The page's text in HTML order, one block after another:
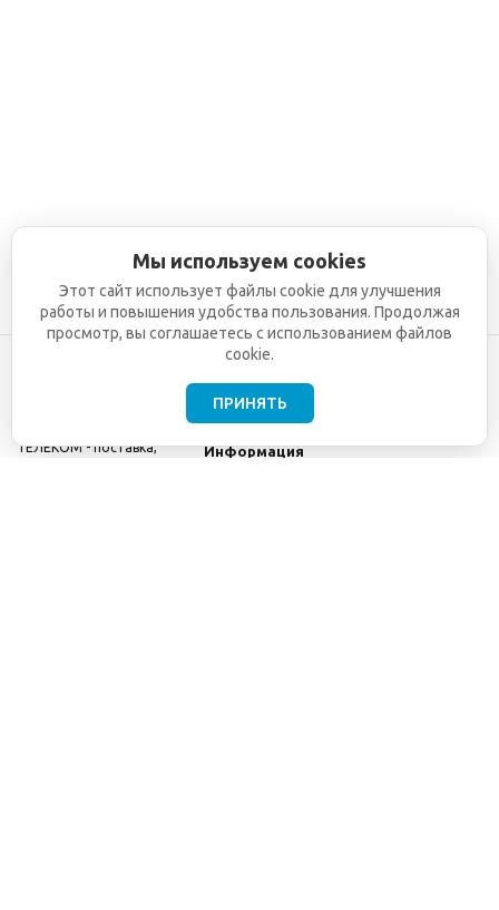
ТЕЛЕКОМ - поставка,
Информация
Мы используем cookies
Этот сайт использует файлы cookie для улучшения
работы и повышения удобства пользования. Продолжая
просмотр, вы соглашаетесь с использованием файлов
cookie.
ПРИНЯТЬ